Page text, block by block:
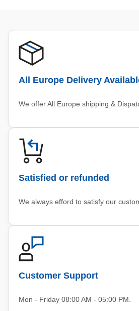
All Europe Delivery
We offer All Europe shipping &
Satisfied or refunded
We always efford to satisfy our
Customer Support
Mon - Friday 08:00 AM - 05:00 PM.